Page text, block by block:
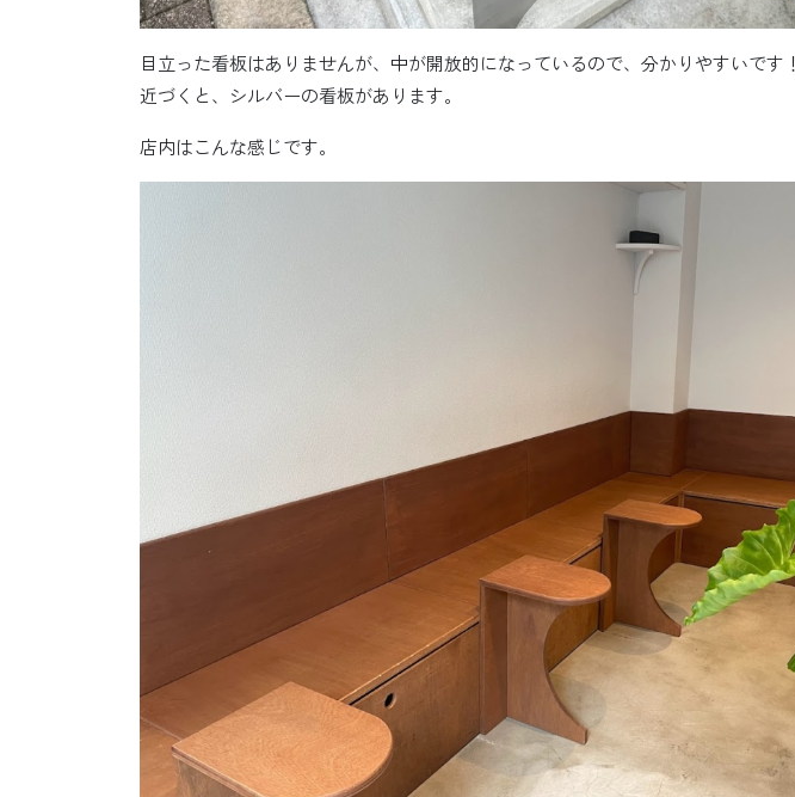
目立った看板はありませんが、中が開放的になっているので、分かりやすいです！
近づくと、シルバーの看板があります。
店内はこんな感じです。